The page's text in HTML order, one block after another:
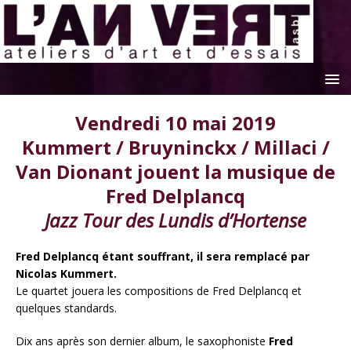
Vendredi 10 mai 2019
Kummert / Bruyninckx / Millaci /
Van Dionant jouent la musique de
Fred Delplancq
Jazz Tour des Lundis d’Hortense
Fred Delplancq étant souffrant, il sera remplacé par
Nicolas Kummert.
Le quartet jouera les compositions de Fred Delplancq et
quelques standards.
Dix ans après son dernier album, le saxophoniste Fred